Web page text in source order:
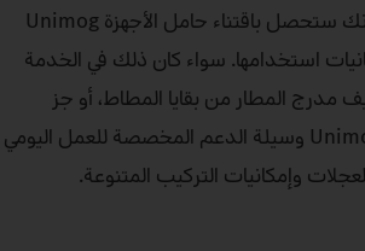
بالنسبة إلى الجوانب المتنوعة للتشغيل في المطارات، فإنك ستحصل باقتناء حامل الأجهزة Unimog
استخدامها. سواء كان ذلك في الخدمة
مدرج المطار من بقايا المطاط، أو جز
العشب في المساحات الخضراء: يُعتبر حامل المعدات Unimog وسيلة الدعم المخصصة للعمل اليومي
وإمكانيات التركيب المتنوعة.